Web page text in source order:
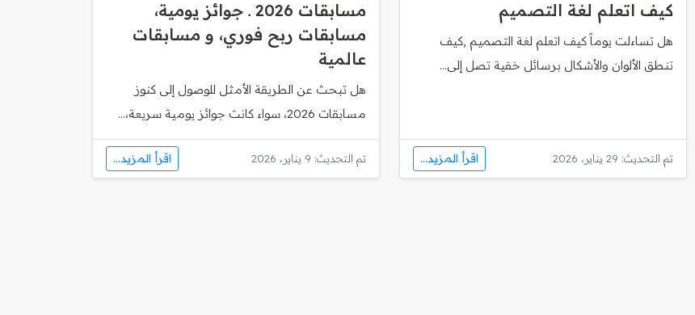
كيف اتعلم لغة التصميم
هل تساءلت يوماً كيف اتعلم لغة التصميم ,كيف
تنطق الألوان والأشكال برسائل خفية تصل إلى...
تم التحديث: 29 يناير، 2026 اقرأ المزيد...
مسابقات 2026 ـ جوائز يومية،
مسابقات ربح فوري، و مسابقات
عالمية
هل تبحث عن الطريقة الأمثل للوصول إلى كنوز
مسابقات 2026، سواء كانت جوائز يومية سريعة،...
تم التحديث: 9 يناير، 2026 اقرأ المزيد...